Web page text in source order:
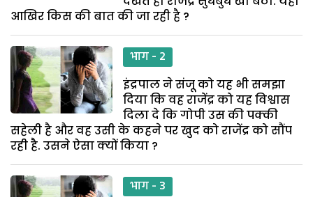
आखिर किस की बात की जा रही है ?
भाग - 2
इंद्रपाल ने संजू को यह भी समझा
दिया कि वह राजेंद्र को यह विश्वास
दिला दे कि गोपी उस की पक्की
सहेली है और वह उसी के कहने पर खुद को राजेंद्र को सौंप
रही है. उसने ऐसा क्यों किया ?
भाग - 3